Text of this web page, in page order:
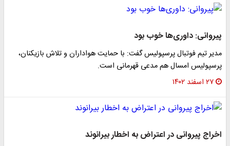
پیروانی: داوری‌ها خوب بود
مدیر تیم فوتبال پرسپولیس گفت: با حمایت هواداران و تلاش بازیکنان،
پرسپولیس امسال هم مدعی قهرمانی است.
۲۷ اسفند ۱۴۰۲
اخراج پیروانی در اعتراض به اخطار بیرانوند